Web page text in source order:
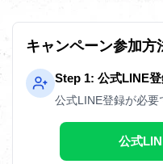
キャンペーン参加方
Step 1: 公式LINE
公式LINE登録が必要
公式